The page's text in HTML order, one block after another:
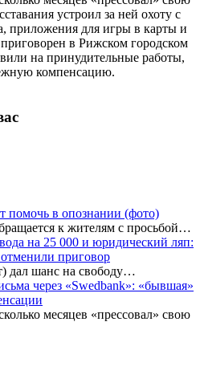
устроил за ней охоту с
приложения для игры в карты и
в Рижском городском
на принудительные работы,
компенсацию.
помочь в опознании (фото)
к жителям с просьбой…
на 25 000 и юридический ляп:
приговор
дал шанс на свободу…
через «Swedbank»: «бывшая»
месяцев «прессовал» свою